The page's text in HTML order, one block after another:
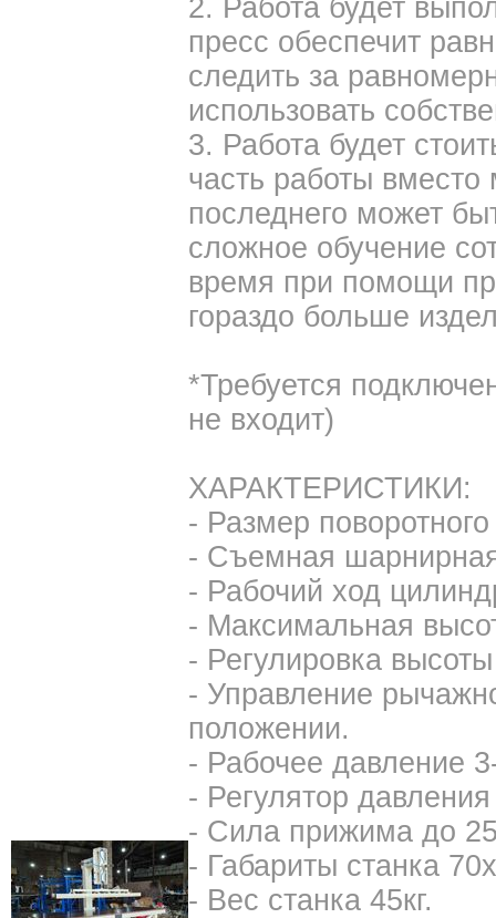
2. Работа будет
пресс обеспечит
следить за
использовать
3. Работа будет
часть работы
последнего может
сложное обучение
время при помощи
гораздо больше
*Требуется
не входит)
ХАРАКТЕРИСТИКИ:
- Размер
- Съемная
- Рабочий ход
- Максимальная
- Регулировка
- Управление
положении.
- Рабочее давление
- Регулятор давления
- Сила прижима до
- Габариты станка
- Вес станка 45кг.